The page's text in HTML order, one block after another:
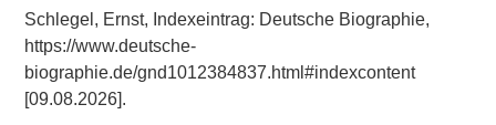
Schlegel, Ernst, Indexeintrag: Deutsche Biographie,
https://www.deutsche-
biographie.de/gnd1012384837.html#indexcontent
[09.08.2026].